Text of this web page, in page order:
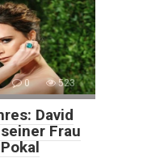
0 523
David
Frau